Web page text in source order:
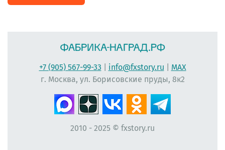
+7 (905) 567-99-33 info@fxstory.ru
MAX
г. Москва, ул. Борисовские пруды, 8к2
2010 - 2025 © fxstory.ru